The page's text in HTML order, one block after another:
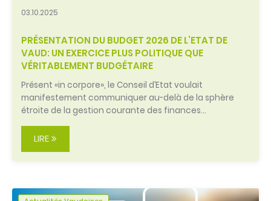
03.10.2025
PRÉSENTATION DU BUDGET 2026 DE L’ETAT DE
VAUD: UN EXERCICE PLUS POLITIQUE QUE
VÉRITABLEMENT BUDGÉTAIRE
Présent «in corpore», le Conseil d’Etat voulait
manifestement communiquer au-delà de la sphère
étroite de la gestion courante des finances…
LIRE